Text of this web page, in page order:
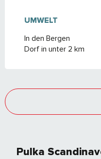
UMWELT
UMWELT
In den Bergen
Dorf in unter 2 km
Pulka